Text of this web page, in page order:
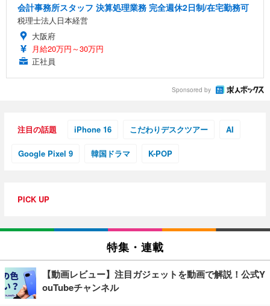
会計事務所スタッフ 決算処理業務 完全週休2日制/在宅勤務可
税理士法人日本経営
大阪府
月給20万円～30万円
正社員
Sponsored by
注目の話題 iPhone 16 こだわりデスクツアー AI
Google Pixel 9 韓国ドラマ K-POP
PICK UP
特集・連載
【動画レビュー】注目ガジェットを動画で解説！公式Y
ouTubeチャンネル